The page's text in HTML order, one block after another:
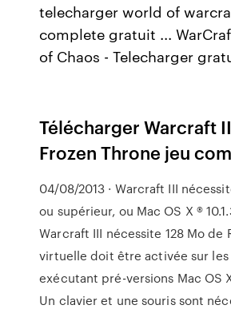
telecharger world of
complete gratuit ...
of Chaos - Telecharger
Télécharger Warcraft
Frozen Throne jeu
04/08/2013 · Warcraft III
ou supérieur, ou Mac OS X ®
Warcraft III nécessite 128 Mo de
virtuelle doit être activée sur
exécutant pré-versions Mac OS
Un clavier et une souris sont